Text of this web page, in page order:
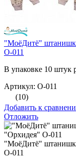
"МоёДитё"
О-011
В упаковке 10 штук
Артикул: О-011
(10)
Добавить к
Отложить
"МоёДитё"
О-011